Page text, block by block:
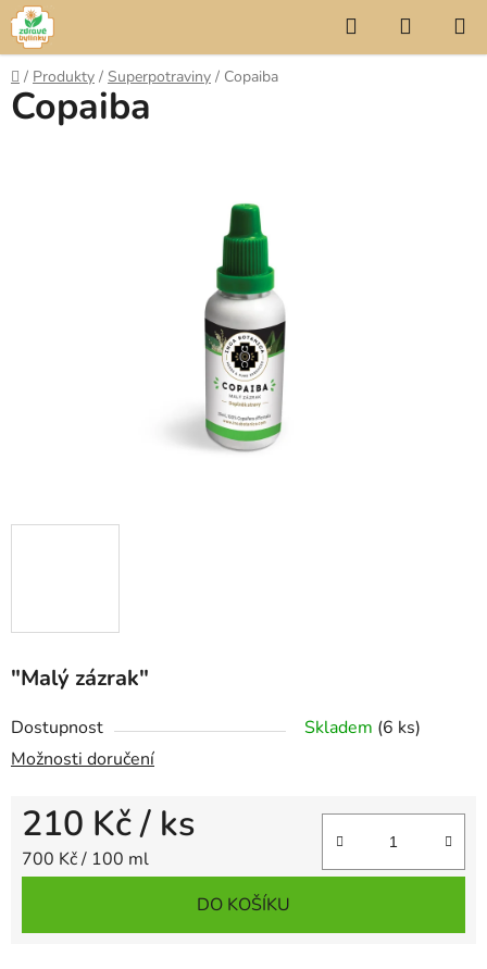
Přejít
na
obsah
Hledat
KOŠÍK
Domů
/ Produkty / Superpotraviny / Copaiba
"Malý zázrak"
Dostupnost Skladem (6 ks)
Možnosti doručení
210 Kč/ ks
Měrná cena:
700 Kč / 100 ml
DO KOŠÍKU
Copaiba